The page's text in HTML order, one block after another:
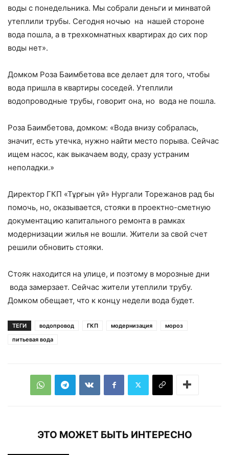
воды с понедельника. Мы собрали деньги и минватой
утеплили трубы. Сегодня ночью на нашей стороне
вода пошла, а в трехкомнатных квартирах до сих пор
воды нет».
Домком Роза Баимбетова все делает для того, чтобы
вода пришла в квартиры соседей. Утеплили
водопроводные трубы, говорит она, но вода не пошла.
Роза Баимбетова, домком: «Вода внизу собралась,
значит, есть утечка, нужно найти место порыва. Сейчас
ищем насос, как выкачаем воду, сразу устраним
неполадки.»
Директор ГКП «Тұрғын үй» Нургали Торежанов рад бы
помочь, но, оказывается, стояки в проектно-сметную
документацию капитального ремонта в рамках
модернизации жилья не вошли. Жители за свой счет
решили обновить стояки.
Стояк находится на улице, и поэтому в морозные дни
вода замерзает. Сейчас жители утеплили трубу.
Домком обещает, что к концу недели вода будет.
ТЕГИ водопровод ГКП модернизация
мороз
питьевая вода
ЭТО МОЖЕТ БЫТЬ ИНТЕРЕСНО